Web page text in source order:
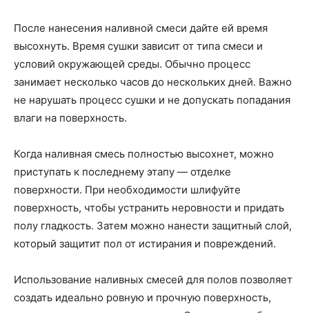
После нанесения наливной смеси дайте ей время
высохнуть. Время сушки зависит от типа смеси и
условий окружающей среды. Обычно процесс
занимает несколько часов до нескольких дней. Важно
не нарушать процесс сушки и не допускать попадания
влаги на поверхность.
Когда наливная смесь полностью высохнет, можно
приступать к последнему этапу — отделке
поверхности. При необходимости шлифуйте
поверхность, чтобы устранить неровности и придать
полу гладкость. Затем можно нанести защитный слой,
который защитит пол от истирания и повреждений.
Использование наливных смесей для полов позволяет
создать идеально ровную и прочную поверхность,